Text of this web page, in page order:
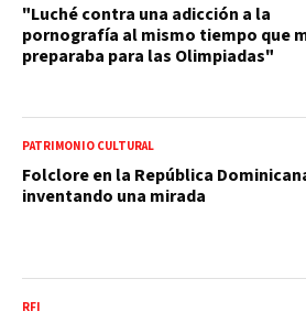
"Luché contra una adicción a la
pornografía al mismo tiempo que
preparaba para las Olimpiadas"
PATRIMONIO CULTURAL
Folclore en la República
inventando una mirada
RFI